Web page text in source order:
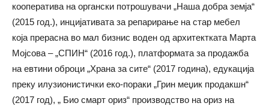
кооператива на органски потрошувачи „Наша добра земја“
(2015 год.), инцијативата за репарирање на стар мебел
која прерасна во мал бизнис воден од архитектката Марта
Мојсова – „СПИН“ (2016 год.), платформата за продажба
на евтини оброци „Храна за сите“ (2017 година), едукација
преку илузионистички еко-пораки „Грин меџик продакшн“
(2017 год), „ Био смарт ориз“ производство на ориз на